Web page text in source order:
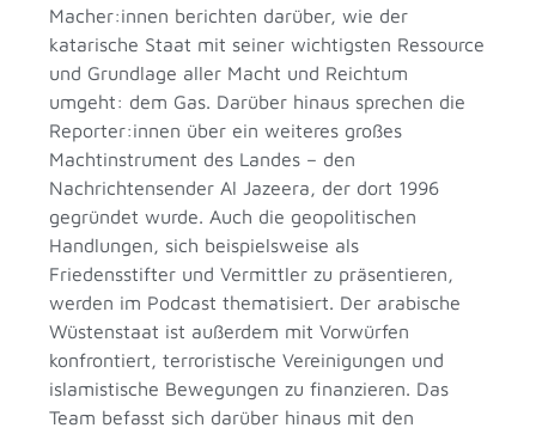
Macher:innen berichten darüber, wie der
katarische Staat mit seiner wichtigsten Ressource
und Grundlage aller Macht und Reichtum
umgeht: dem Gas. Darüber hinaus sprechen die
Reporter:innen über ein weiteres großes
Machtinstrument des Landes – den
Nachrichtensender Al Jazeera, der dort 1996
gegründet wurde. Auch die geopolitischen
Handlungen, sich beispielsweise als
Friedensstifter und Vermittler zu präsentieren,
werden im Podcast thematisiert. Der arabische
Wüstenstaat ist außerdem mit Vorwürfen
konfrontiert, terroristische Vereinigungen und
islamistische Bewegungen zu finanzieren. Das
Team befasst sich darüber hinaus mit den